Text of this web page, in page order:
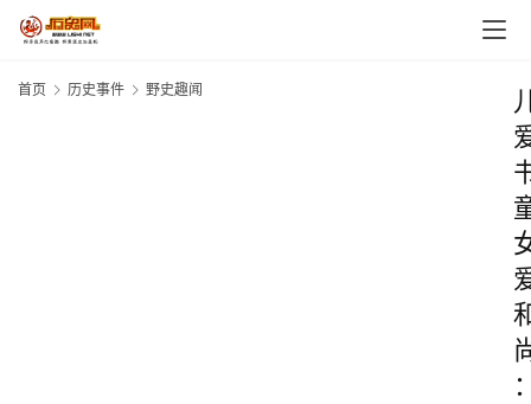
首页 历史事件 野史趣闻